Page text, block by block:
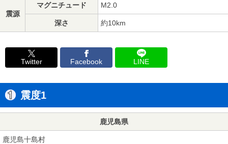
震源
マグニチュード M2.0
深さ 約10km
Twitter Facebook LINE
震度1
鹿児島県
鹿児島十島村